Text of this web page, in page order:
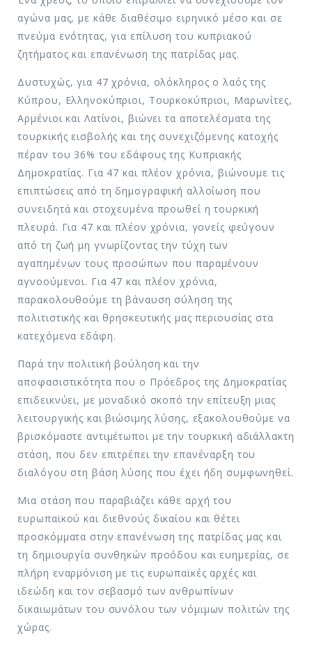
αγώνα μας, με κάθε διαθέσιμο ειρηνικό μέσο και σε
πνεύμα ενότητας, για επίλυση του κυπριακού
ζητήματος και επανένωση της πατρίδας μας.
Δυστυχώς, για 47 χρόνια, ολόκληρος ο λαός της
Κύπρου, Ελληνοκύπριοι, Τουρκοκύπριοι, Μαρωνίτες,
Αρμένιοι και Λατίνοι, βιώνει τα αποτελέσματα της
τουρκικής εισβολής και της συνεχιζόμενης κατοχής
πέραν του 36% του εδάφους της Κυπριακής
Δημοκρατίας. Για 47 και πλέον χρόνια, βιώνουμε τις
επιπτώσεις από τη δημογραφική αλλοίωση που
συνειδητά και στοχευμένα προωθεί η τουρκική
πλευρά. Για 47 και πλέον χρόνια, γονείς φεύγουν
από τη ζωή μη γνωρίζοντας την τύχη των
αγαπημένων τους προσώπων που παραμένουν
αγνοούμενοι. Για 47 και πλέον χρόνια,
παρακολουθούμε τη βάναυση σύληση της
πολιτιστικής και θρησκευτικής μας περιουσίας στα
κατεχόμενα εδάφη.
Παρά την πολιτική βούληση και την
αποφασιστικότητα που ο Πρόεδρος της Δημοκρατίας
επιδεικνύει, με μοναδικό σκοπό την επίτευξη μιας
λειτουργικής και βιώσιμης λύσης, εξακολουθούμε να
βρισκόμαστε αντιμέτωποι με την τουρκική αδιάλλακτη
στάση, που δεν επιτρέπει την επανέναρξη του
διαλόγου στη βάση λύσης που έχει ήδη συμφωνηθεί.
Μια στάση που παραβιάζει κάθε αρχή του
ευρωπαϊκού και διεθνούς δικαίου και θέτει
προσκόμματα στην επανένωση της πατρίδας μας και
τη δημιουργία συνθηκών προόδου και ευημερίας, σε
πλήρη εναρμόνιση με τις ευρωπαϊκές αρχές και
ιδεώδη και τον σεβασμό των ανθρωπίνων
δικαιωμάτων του συνόλου των νόμιμων πολιτών της
χώρας.